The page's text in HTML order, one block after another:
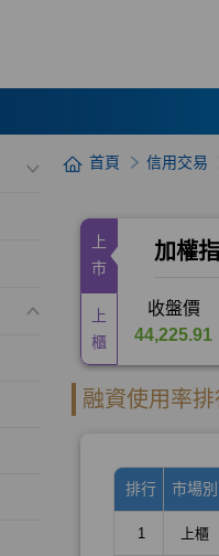
首頁 信用交易